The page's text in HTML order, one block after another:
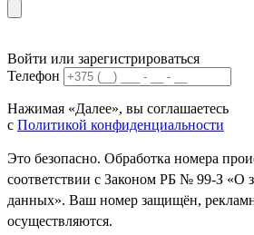
Войти или зарегистрироваться
Телефон
Нажимая «Далее», вы соглашаетесь
с Политикой конфиденциальности
Это безопасно. Обработка номера
соответствии с Законом РБ № 99-З «О
данных». Ваш номер защищён,
осуществляются.